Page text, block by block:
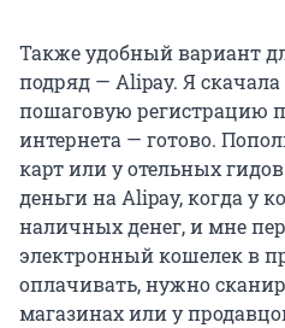
Также удобный вариант
подряд — Alipay. Я
пошаговую регистрацию
интернета — готово.
карт или у отельных
деньги на Alipay, когда у
наличных денег, и мне
электронный кошелек в
оплачивать, нужно
магазинах или у